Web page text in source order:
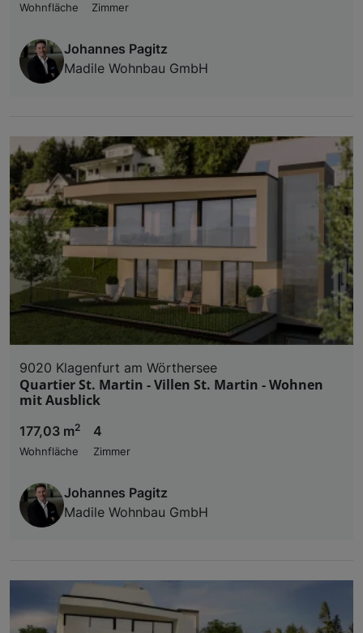
Wohnfläche
Zimmer
Johannes Pagitz
Madile Wohnbau GmbH
9020 Klagenfurt am Wörthersee
Quartier St. Martin - Villen St. Martin - Wohnen
mit Ausblick
177,03 m2
Wohnfläche
4
Zimmer
Johannes Pagitz
Madile Wohnbau GmbH